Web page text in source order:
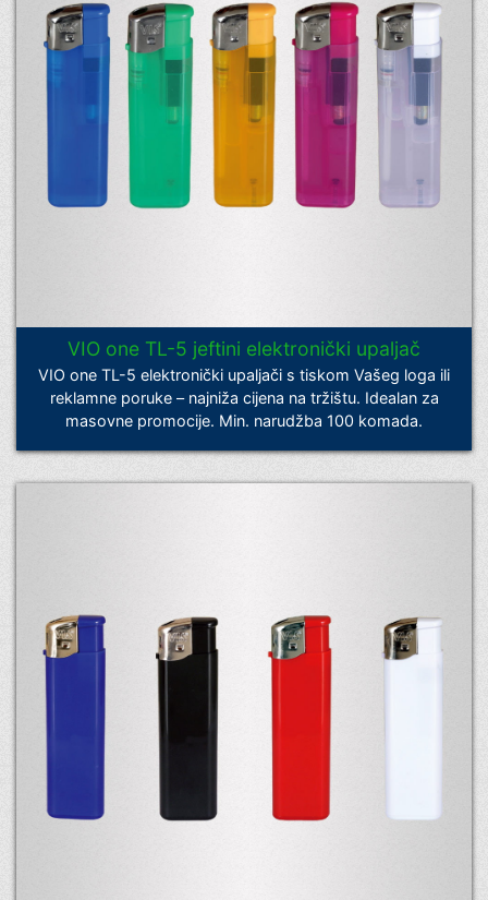
VIO one TL-5 jeftini elektronički upaljač
VIO one TL-5 elektronički upaljači s tiskom Vašeg loga ili
reklamne poruke – najniža cijena na tržištu. Idealan za
masovne promocije. Min. narudžba 100 komada.